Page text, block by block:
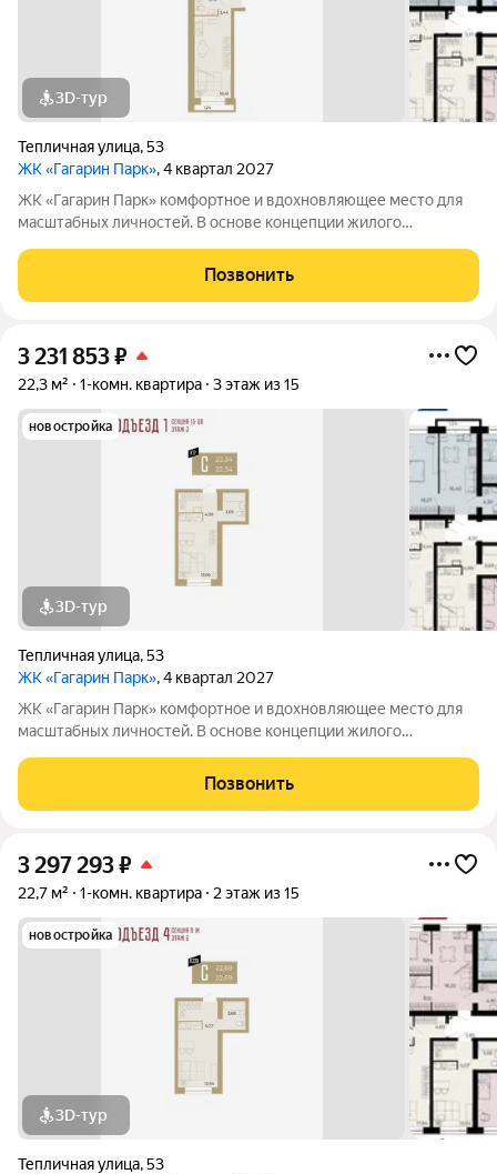
3D-тур
Тепличная улица,53
ЖК «Гагарин Парк», 4 квартал 2027
ЖК «Гагарин Парк» комфортное и вдохновляющее место для
масштабных личностей. В основе концепции жилого
великого летчика-космонавта и героя СССР. Жилой квартал
«Гагарин Парк» расположился в
Позвонить
3 231 853₽
22,3 м² 1-комн. квартира 3 этаж из 15
новостройка
3D-тур
Тепличная улица,53
ЖК «Гагарин Парк», 4 квартал 2027
ЖК «Гагарин Парк» комфортное и вдохновляющее место для
масштабных личностей. В основе концепции жилого
великого летчика-космонавта и героя СССР. Жилой квартал
«Гагарин Парк» расположился в
Позвонить
3 297 293₽
22,7 м² 1-комн. квартира 2 этаж из 15
новостройка
3D-тур
Тепличная улица,53